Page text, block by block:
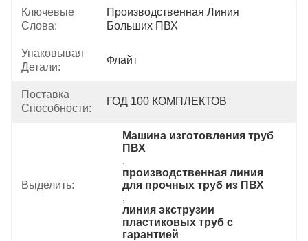
Ключевые
Слова:
Производственная Линия
Больших ПВХ
Упаковывая
Детали:
Флайт
Поставка
Способности:
ГОД 100 КОМПЛЕКТОВ
Выделить:
Машина изготовления труб
ПВХ
,
производственная линия
для прочных труб из ПВХ
,
линия экструзии
пластиковых труб с
гарантией